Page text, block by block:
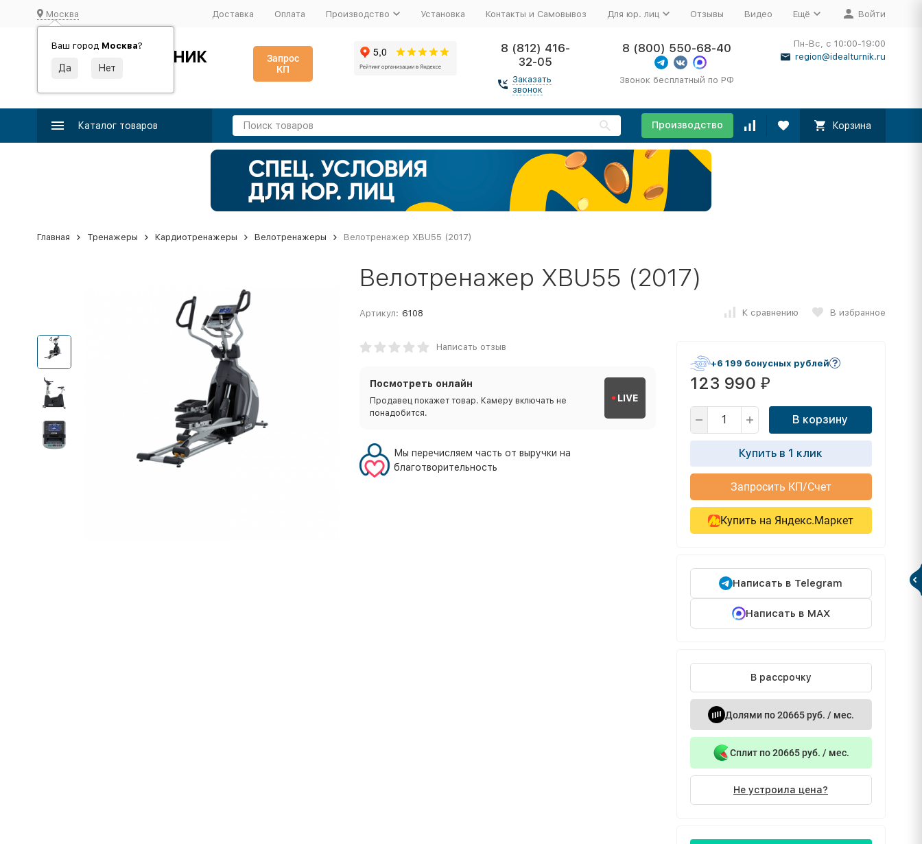
Москва
Ваш город Москва?
Доставка Оплата Производство Установка Контакты и Самовывоз Для юр. лиц Отзывы Видео Ещё Войти
ИДЕАЛЬНЫЙ ТУРНИК
Производство и поставка спортивного оборудования
Запрос
КП
8 (812) 416-
32-05
Заказать
звонок
8 (800) 550-68-40
Звонок бесплатный по РФ
Пн-Вс, с 10:00-19:00
region@idealturnik.ru
Каталог товаров Производство Корзина
Главная Тренажеры Кардиотренажеры Велотренажеры Велотренажер XBU55 (2017)
Велотренажер XBU55 (2017)
Артикул: 6108 К сравнению В избранное
Написать отзыв
Посмотреть онлайн
Продавец покажет товар. Камеру включать не
понадобится.
LIVE
Мы перечисляем часть от выручки на
благотворительность
+6 199 бонусных рублей
123 990 ₽
В корзину
Купить в 1 клик
Запросить КП/Счет
Купить на Яндекс.Маркет
Написать в Telegram
Написать в MAX
В рассрочку
Долями по 20665 руб. / мес.
Сплит по 20665 руб. / мес.
Не устроила цена?